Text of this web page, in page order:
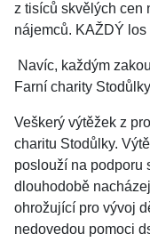
z tisíců skvělých cen
nájemců. KAŽDÝ
Navíc, každým
Farní charity
Veškerý výtěžek z
charitu Stodůlky.
poslouží na podporu
dlouhodobě
ohrožující pro vývoj
nedovedou pomoci